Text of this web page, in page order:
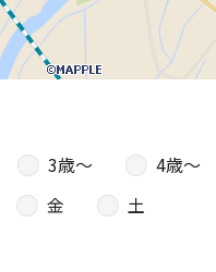
3歳〜 4歳〜
金
土